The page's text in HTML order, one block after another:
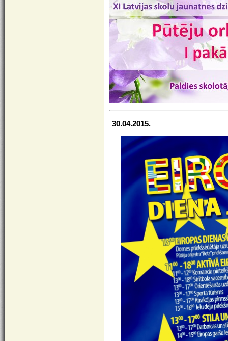
30.04.2015.